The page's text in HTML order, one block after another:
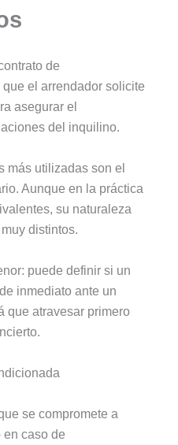
de
el arrendador solicite
asegurar el
del inquilino.
más utilizadas son el
Aunque en la práctica
su naturaleza
distintos.
puede definir si un
inmediato ante un
que atravesar primero
se compromete a
caso de